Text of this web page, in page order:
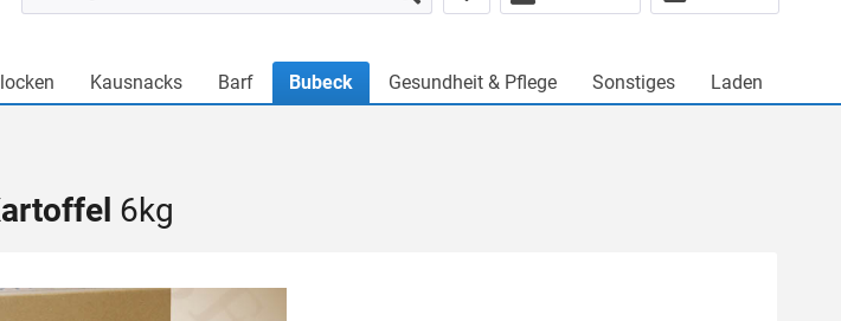
Kausnacks Barf Bubeck Gesundheit & Pflege Sonstiges Laden
6kg